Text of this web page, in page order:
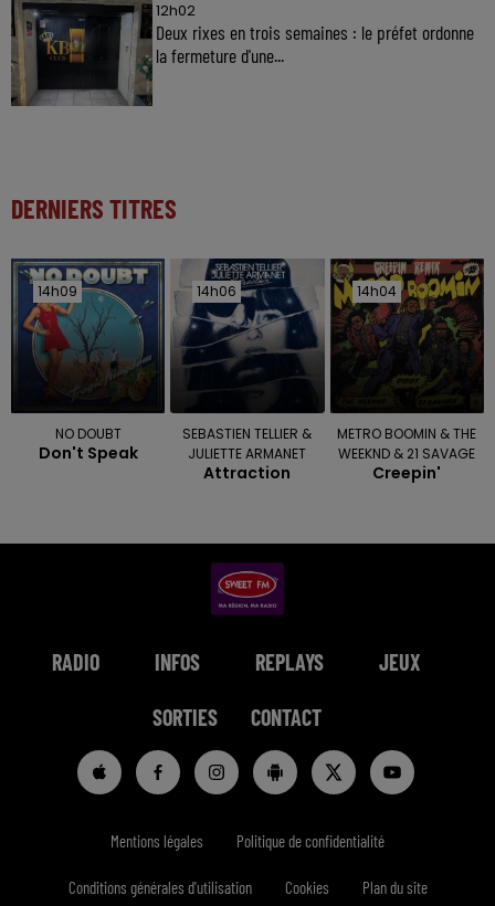
12h02
Deux rixes en trois semaines : le préfet ordonne
la fermeture d'une...
DERNIERS TITRES
14h09
14h09
NO DOUBT
Don't Speak
14h06
14h06
SEBASTIEN TELLIER &
JULIETTE ARMANET
Attraction
14h04
14h04
METRO BOOMIN & THE
WEEKND & 21 SAVAGE
Creepin'
RADIO INFOS REPLAYS JEUX
SORTIES CONTACT
Mentions légales Politique de confidentialité
Conditions générales d'utilisation Cookies Plan du site